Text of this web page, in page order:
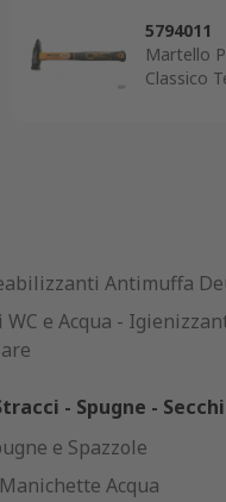
5794011
Martello
Classico
Antimuffa
e Acqua -
- Spugne - Secchi
e Spazzole
Acqua